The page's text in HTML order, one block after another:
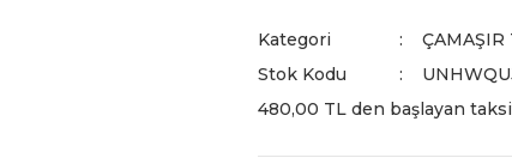
Kategori
ÇAMAŞIR
Stok Kodu
480,00 TL den başlayan